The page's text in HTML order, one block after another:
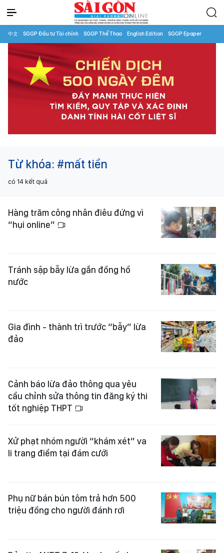
中文 SGGP Đầu tư Tài chính SGGP Thể Thao English Edition SGGP Epaper
Từ khóa: #mất tiền
có 14 kết quả
Hàng trăm công nhân điêu đứng vì
“hụi online”
Tránh sập bẫy lừa gắn đồng hồ
nước
Gia đình - thành trì trước “bẫy” lừa
đảo
Cảnh báo lừa đảo thông qua yêu
cầu chỉnh sửa thông tin đăng ký thi
tốt nghiệp THPT
Xử phạt nhóm người “khám xét” va
li trang điểm tại đám cưới
Phụ nữ bán bún tôm trả hơn 500
triệu đồng cho người đánh rơi